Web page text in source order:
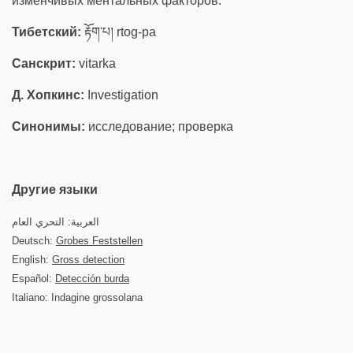
Тибетский: རྟོག་པ། rtog-pa
Санскрит: vitarka
Д. Хопкинс: Investigation
Синонимы: исследование; проверка
Другие языки
العربية: التحري العام
Deutsch: Grobes Feststellen
English: Gross detection
Español: Detección burda
Italiano: Indagine grossolana